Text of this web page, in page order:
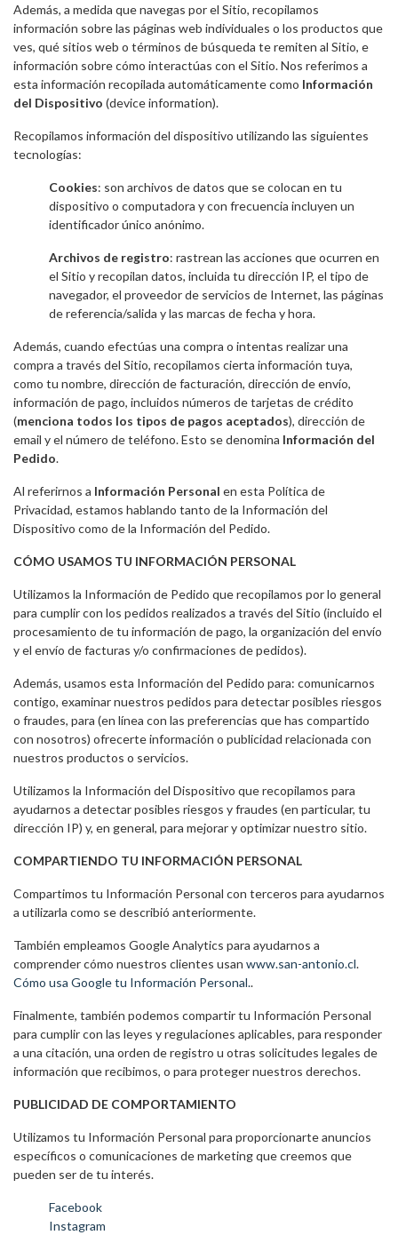
Además, a medida que navegas por el Sitio, recopilamos
información sobre las páginas web individuales o los productos que
ves, qué sitios web o términos de búsqueda te remiten al Sitio, e
información sobre cómo interactúas con el Sitio. Nos referimos a
esta información recopilada automáticamente como Información
del Dispositivo (device information).
Recopilamos información del dispositivo utilizando las siguientes
tecnologías:
Cookies: son archivos de datos que se colocan en tu
dispositivo o computadora y con frecuencia incluyen un
identificador único anónimo.
Archivos de registro: rastrean las acciones que ocurren en
el Sitio y recopilan datos, incluida tu dirección IP, el tipo de
navegador, el proveedor de servicios de Internet, las páginas
de referencia/salida y las marcas de fecha y hora.
Además, cuando efectúas una compra o intentas realizar una
compra a través del Sitio, recopilamos cierta información tuya,
como tu nombre, dirección de facturación, dirección de envío,
información de pago, incluidos números de tarjetas de crédito
(menciona todos los tipos de pagos aceptados), dirección de
email y el número de teléfono. Esto se denomina Información del
Pedido.
Al referirnos a Información Personal en esta Política de
Privacidad, estamos hablando tanto de la Información del
Dispositivo como de la Información del Pedido.
CÓMO USAMOS TU INFORMACIÓN PERSONAL
Utilizamos la Información de Pedido que recopilamos por lo general
para cumplir con los pedidos realizados a través del Sitio (incluido el
procesamiento de tu información de pago, la organización del envío
y el envío de facturas y/o confirmaciones de pedidos).
Además, usamos esta Información del Pedido para: comunicarnos
contigo, examinar nuestros pedidos para detectar posibles riesgos
o fraudes, para (en línea con las preferencias que has compartido
con nosotros) ofrecerte información o publicidad relacionada con
nuestros productos o servicios.
Utilizamos la Información del Dispositivo que recopilamos para
ayudarnos a detectar posibles riesgos y fraudes (en particular, tu
dirección IP) y, en general, para mejorar y optimizar nuestro sitio.
COMPARTIENDO TU INFORMACIÓN PERSONAL
Compartimos tu Información Personal con terceros para ayudarnos
a utilizarla como se describió anteriormente.
También empleamos Google Analytics para ayudarnos a
comprender cómo nuestros clientes usan www.san-antonio.cl.
Cómo usa Google tu Información Personal..
Finalmente, también podemos compartir tu Información Personal
para cumplir con las leyes y regulaciones aplicables, para responder
a una citación, una orden de registro u otras solicitudes legales de
información que recibimos, o para proteger nuestros derechos.
PUBLICIDAD DE COMPORTAMIENTO
Utilizamos tu Información Personal para proporcionarte anuncios
específicos o comunicaciones de marketing que creemos que
pueden ser de tu interés.
Facebook
Instagram